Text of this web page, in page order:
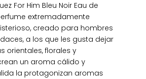
For Him Bleu Noir Eau de
extremadamente
creado para hombres
a los que les gusta dejar
orientales, florales y
un aroma cálido y
la protagonizan aromas